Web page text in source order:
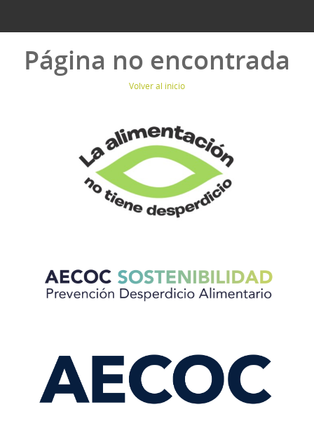
Página no encontrada
Volver al inicio